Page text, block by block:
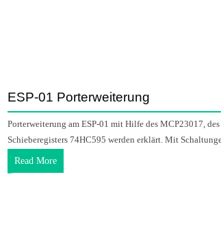
ESP-01 Porterweiterung
Porterweiterung am ESP-01 mit Hilfe des MCP23017,
Schieberegisters 74HC595 werden erklärt. Mit
Read More